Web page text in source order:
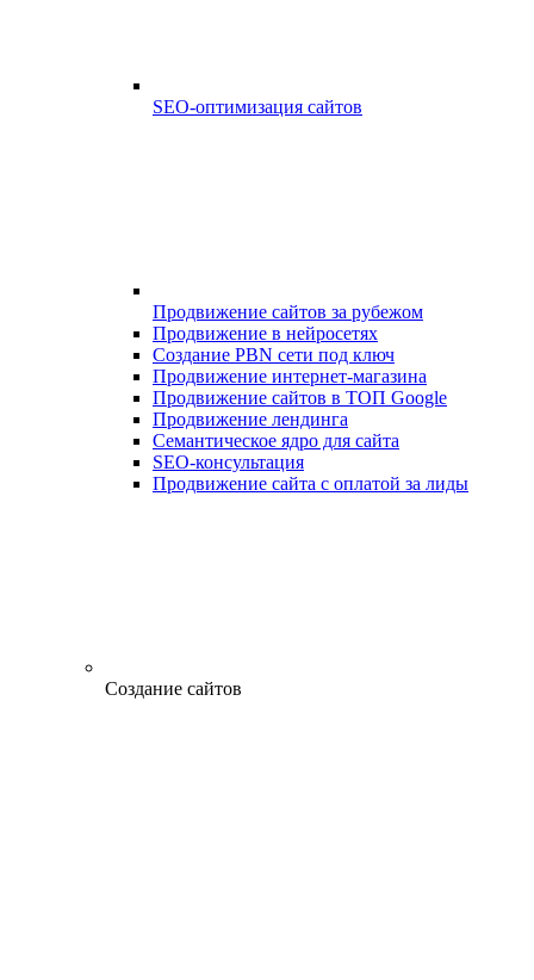
SEO-оптимизация сайтов
Продвижение сайтов за рубежом
Продвижение в нейросетях
Создание PBN сети под ключ
Продвижение интернет-магазина
Продвижение сайтов в ТОП Google
Продвижение лендинга
Семантическое ядро для сайта
SEO-консультация
Продвижение сайта с оплатой за лиды
Создание сайтов